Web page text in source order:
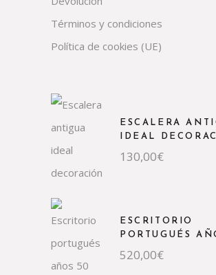
Términos y condiciones
Política de cookies (UE)
ESCALERA
IDEAL
130,00€
ESCRITORIO
PORTUGUÉS
520,00€